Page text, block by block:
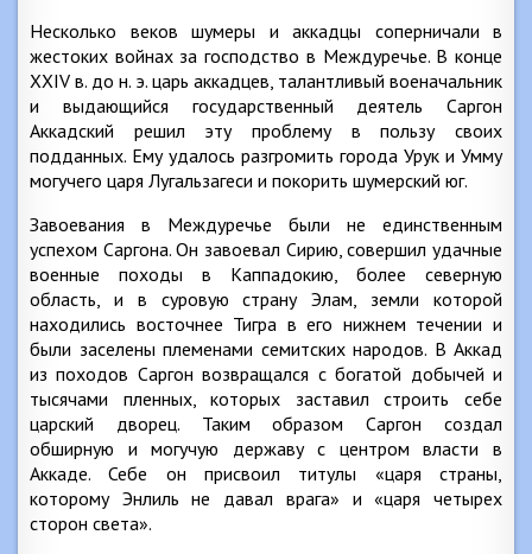
Несколько веков шумеры и аккадцы соперничали в
жестоких войнах за господство в Междуречье. В конце
XXIV в. до н. э. царь аккадцев, талантливый военачальник
и выдающийся государственный деятель Саргон
Аккадский решил эту проблему в пользу своих
подданных. Ему удалось разгромить города Урук и Умму
могучего царя Лугальзагеси и покорить шумерский юг.
Завоевания в Междуречье были не единственным
успехом Саргона. Он завоевал Сирию, совершил удачные
военные походы в Каппадокию, более северную
область, и в суровую страну Элам, земли которой
находились восточнее Тигра в его нижнем течении и
были заселены племенами семитских народов. В Аккад
из походов Саргон возвращался с богатой добычей и
тысячами пленных, которых заставил строить себе
царский дворец. Таким образом Саргон создал
обширную и могучую державу с центром власти в
Аккаде. Себе он присвоил титулы «царя страны,
которому Энлиль не давал врага» и «царя четырех
сторон света».